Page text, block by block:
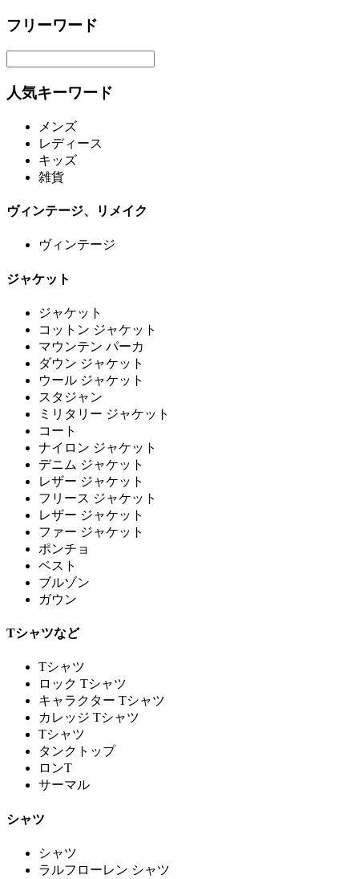
フリーワード
人気キーワード
メンズ
レディース
キッズ
雑貨
ヴィンテージ、リメイク
ヴィンテージ
ジャケット
ジャケット
コットン ジャケット
マウンテン パーカ
ダウン ジャケット
ウール ジャケット
スタジャン
ミリタリー ジャケット
コート
ナイロン ジャケット
デニム ジャケット
レザー ジャケット
フリース ジャケット
レザー ジャケット
ファー ジャケット
ポンチョ
ベスト
ブルゾン
ガウン
Tシャツなど
Tシャツ
ロック Tシャツ
キャラクター Tシャツ
カレッジ Tシャツ
Tシャツ
タンクトップ
ロンT
サーマル
シャツ
シャツ
ラルフローレン シャツ